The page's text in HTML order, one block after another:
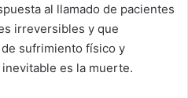
al llamado de pacientes
irreversibles y que
sufrimiento físico y
es la muerte.